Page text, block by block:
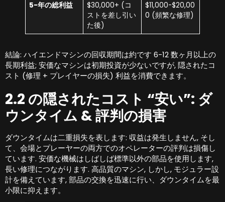
5-年の総利益
$30,000+ (コ
ストを差し引い
た後)
$11,000-$20,00
0 (頻繁な修理)
結論: ハイエンドマシンの回収期間は約です 6-12 数ヶ月以上の
長期利益; 安価なマシンは初期投資が少ないですが, 隠されたコ
スト (修理 + プレイヤーの損失) 利益を消費できます。
2.2 の隠されたコスト “安い”: ダ
ウンタイム & 評判の損害
ダウンタイムは二重損失を表します: 収益は発生しません, そし
て、会場とプレーヤーの両方でのオペレーターの評判は損傷し
ています. 安価な機械はしばしば標準以外の部品を使用します,
長い修理につながります. 高品質のマシン, しかし, モジュラー設
計を備えています, 部品の交換を迅速に行い、ダウンタイムを最
小限に抑えます。